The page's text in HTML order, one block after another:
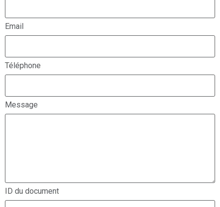
Email
Téléphone
Message
ID du document